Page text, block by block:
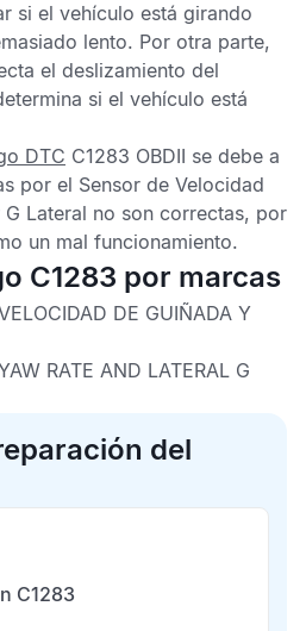
si el vehículo está girando
lento. Por otra parte,
el deslizamiento del
si el vehículo está
DTC C1283 OBDII se debe a
por el Sensor de Velocidad
G Lateral no son correctas, por
un mal funcionamiento.
C1283 por marcas
DE GUIÑADA Y
RATE AND LATERAL G
del
C1283